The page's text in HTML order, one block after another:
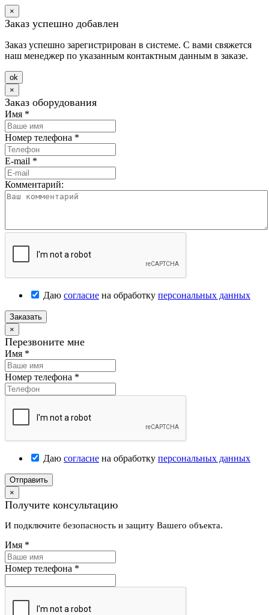
×
Заказ успешно добавлен
Заказ успешно зарегистрирован в системе. С вами свяжется
наш менеджер по указанным контактным данным в заказе.
оk
×
Заказ оборудования
Имя *
Номер телефона *
E-mail *
Комментарий:
Даю согласие на обработку персональных данных
Заказать
×
Перезвоните мне
Имя *
Номер телефона *
Даю согласие на обработку персональных данных
Отправить
×
Получите консультацию
И подключите безопасность и защиту Вашего объекта.
Имя *
Номер телефона *